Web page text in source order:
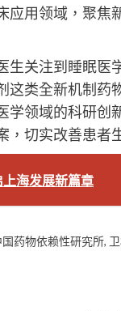
应用领域，聚焦
关注到睡眠医
这类全新机制
领域的科研创
，切实改善患者
海发展新篇章
药物依赖性研究所,